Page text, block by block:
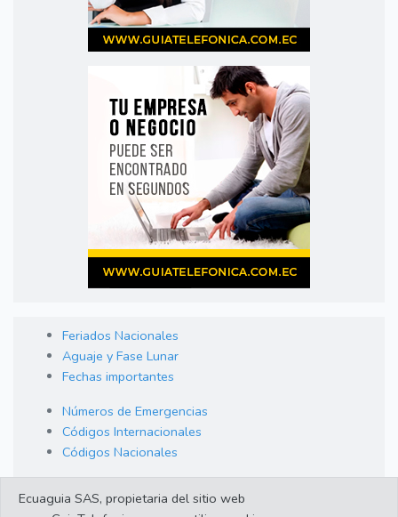
Feriados Nacionales
Aguaje y Fase Lunar
Fechas importantes
Números de Emergencias
Códigos Internacionales
Códigos Nacionales
Cambio de Divisas
Ecuaguia SAS, propietaria del sitio web